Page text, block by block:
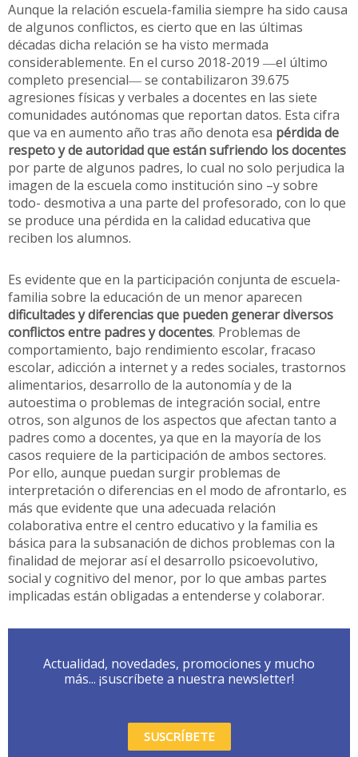
Aunque la relación escuela-familia siempre ha sido causa
de algunos conflictos, es cierto que en las últimas
décadas dicha relación se ha visto mermada
considerablemente. En el curso 2018-2019 ―el último
completo presencial― se contabilizaron 39.675
agresiones físicas y verbales a docentes en las siete
comunidades autónomas que reportan datos. Esta cifra
que va en aumento año tras año denota esa pérdida de
respeto y de autoridad que están sufriendo los docentes
por parte de algunos padres, lo cual no solo perjudica la
imagen de la escuela como institución sino –y sobre
todo- desmotiva a una parte del profesorado, con lo que
se produce una pérdida en la calidad educativa que
reciben los alumnos.
Es evidente que en la participación conjunta de escuela-
familia sobre la educación de un menor aparecen
dificultades y diferencias que pueden generar diversos
conflictos entre padres y docentes. Problemas de
comportamiento, bajo rendimiento escolar, fracaso
escolar, adicción a internet y a redes sociales, trastornos
alimentarios, desarrollo de la autonomía y de la
autoestima o problemas de integración social, entre
otros, son algunos de los aspectos que afectan tanto a
padres como a docentes, ya que en la mayoría de los
casos requiere de la participación de ambos sectores.
Por ello, aunque puedan surgir problemas de
interpretación o diferencias en el modo de afrontarlo, es
más que evidente que una adecuada relación
colaborativa entre el centro educativo y la familia es
básica para la subsanación de dichos problemas con la
finalidad de mejorar así el desarrollo psicoevolutivo,
social y cognitivo del menor, por lo que ambas partes
implicadas están obligadas a entenderse y colaborar.
Actualidad, novedades, promociones y mucho
más... ¡suscríbete a nuestra newsletter!
SUSCRÍBETE